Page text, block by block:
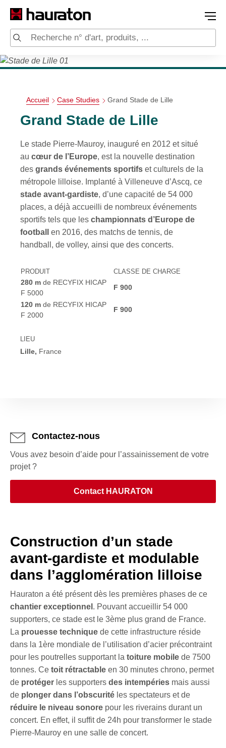
Accueil Case Studies Grand Stade de Lille
Grand Stade de Lille
Le stade Pierre-Mauroy, inauguré en 2012 et situé
au cœur de l’Europe, est la nouvelle destination
des grands événements sportifs et culturels de la
métropole lilloise. Implanté à Villeneuve d’Ascq, ce
stade avant-gardiste, d’une capacité de 54 000
places, a déjà accueilli de nombreux événements
sportifs tels que les championnats d’Europe de
football en 2016, des matchs de tennis, de
handball, de volley, ainsi que des concerts.
PRODUIT CLASSE DE CHARGE
280 m de RECYFIX HICAP
F 5000
F 900
120 m de RECYFIX HICAP
F 2000
F 900
LIEU
Lille, France
Contactez-nous
Vous avez besoin d’aide pour l’assainissement de votre
projet ?
Contact HAURATON
Construction d’un stade
avant-gardiste et modulable
dans l’agglomération lilloise
Hauraton a été présent dès les premières phases de ce
chantier exceptionnel . Pouvant accueillir 54 000
supporters, ce stade est le 3ème plus grand de France.
La prouesse technique de cette infrastructure réside
dans la 1ère mondiale de l’utilisation d’acier précontraint
pour les poutrelles supportant la toiture mobile de 7500
tonnes. Ce toit rétractable en 30 minutes chrono, permet
de protéger les supporters des intempéries mais aussi
de plonger dans l’obscurité les spectateurs et de
réduire le niveau sonore pour les riverains durant un
concert. En effet, il suffit de 24h pour transformer le stade
Pierre-Mauroy en une salle de concert.